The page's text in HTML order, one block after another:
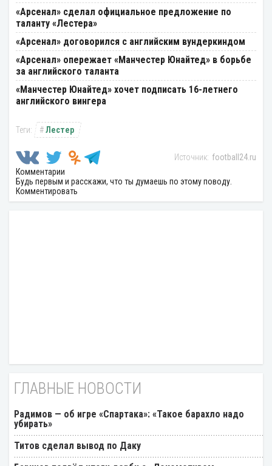
«Арсенал» сделал официальное предложение по
таланту «Лестера»
«Арсенал» договорился с английским вундеркиндом
«Арсенал» опережает «Манчестер Юнайтед» в борьбе
за английского таланта
«Манчестер Юнайтед» хочет подписать 16-летнего
английского вингера
Лестер
football24.ru
Комментарии
Будь первым и расскажи, что ты думаешь по этому поводу.
Комментировать
ГЛАВНЫЕ НОВОСТИ
Радимов — об игре «Спартака»: «Такое барахло надо
убирать»
Титов сделал вывод по Даку